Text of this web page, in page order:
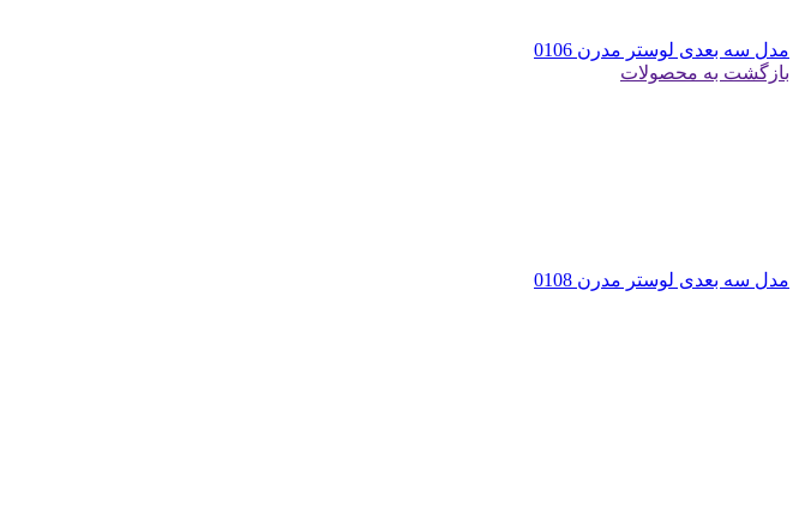
مدل سه بعدی لوستر مدرن 0106
بازگشت به محصولات
مدل سه بعدی لوستر مدرن 0108